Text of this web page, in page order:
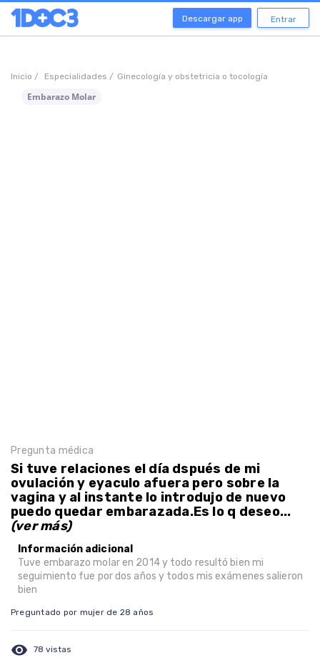
Descargar app Entrar
Inicio / Especialidades / Ginecología y obstetricia o tocología
Embarazo Molar
Pregunta médica
Si tuve relaciones el día dspués de mi
ovulación y eyaculo afuera pero sobre la
vagina y al instante lo introdujo de nuevo
puedo quedar embarazada.Es lo q deseo...
(ver más)
Información adicional
Tuve embarazo molar en 2014 y todo resultó bien mi
seguimiento fue por dos años y todos mis exámenes salieron
bien
Preguntado por mujer de 28 años
visibility 78 vistas